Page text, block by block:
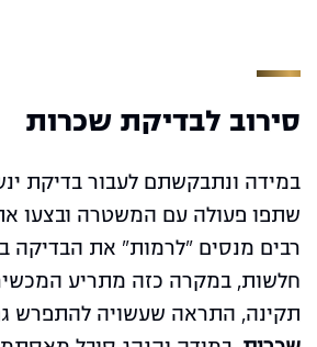
סירוב לבדיקת שכרות
במידה ונתבקשתם לעבור בדיקת
שתפו פעולה עם המשטרה ובצעו
רבים מנסים "לרמות" את הבדיקה
חלשות, במקרה כזה מתריע
תקינה, התראה שעשויה להתפרש